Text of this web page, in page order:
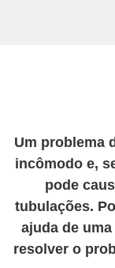
Um problema
incômodo e,
pode
tubulações.
ajuda de
resolver o